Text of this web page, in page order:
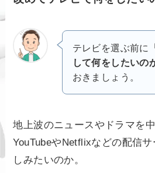
テレビを選ぶ前に
して何をしたいの
おきましょう。
地上波のニュースやドラマを
YouTubeやNetflixなどの配信
しみたいのか。